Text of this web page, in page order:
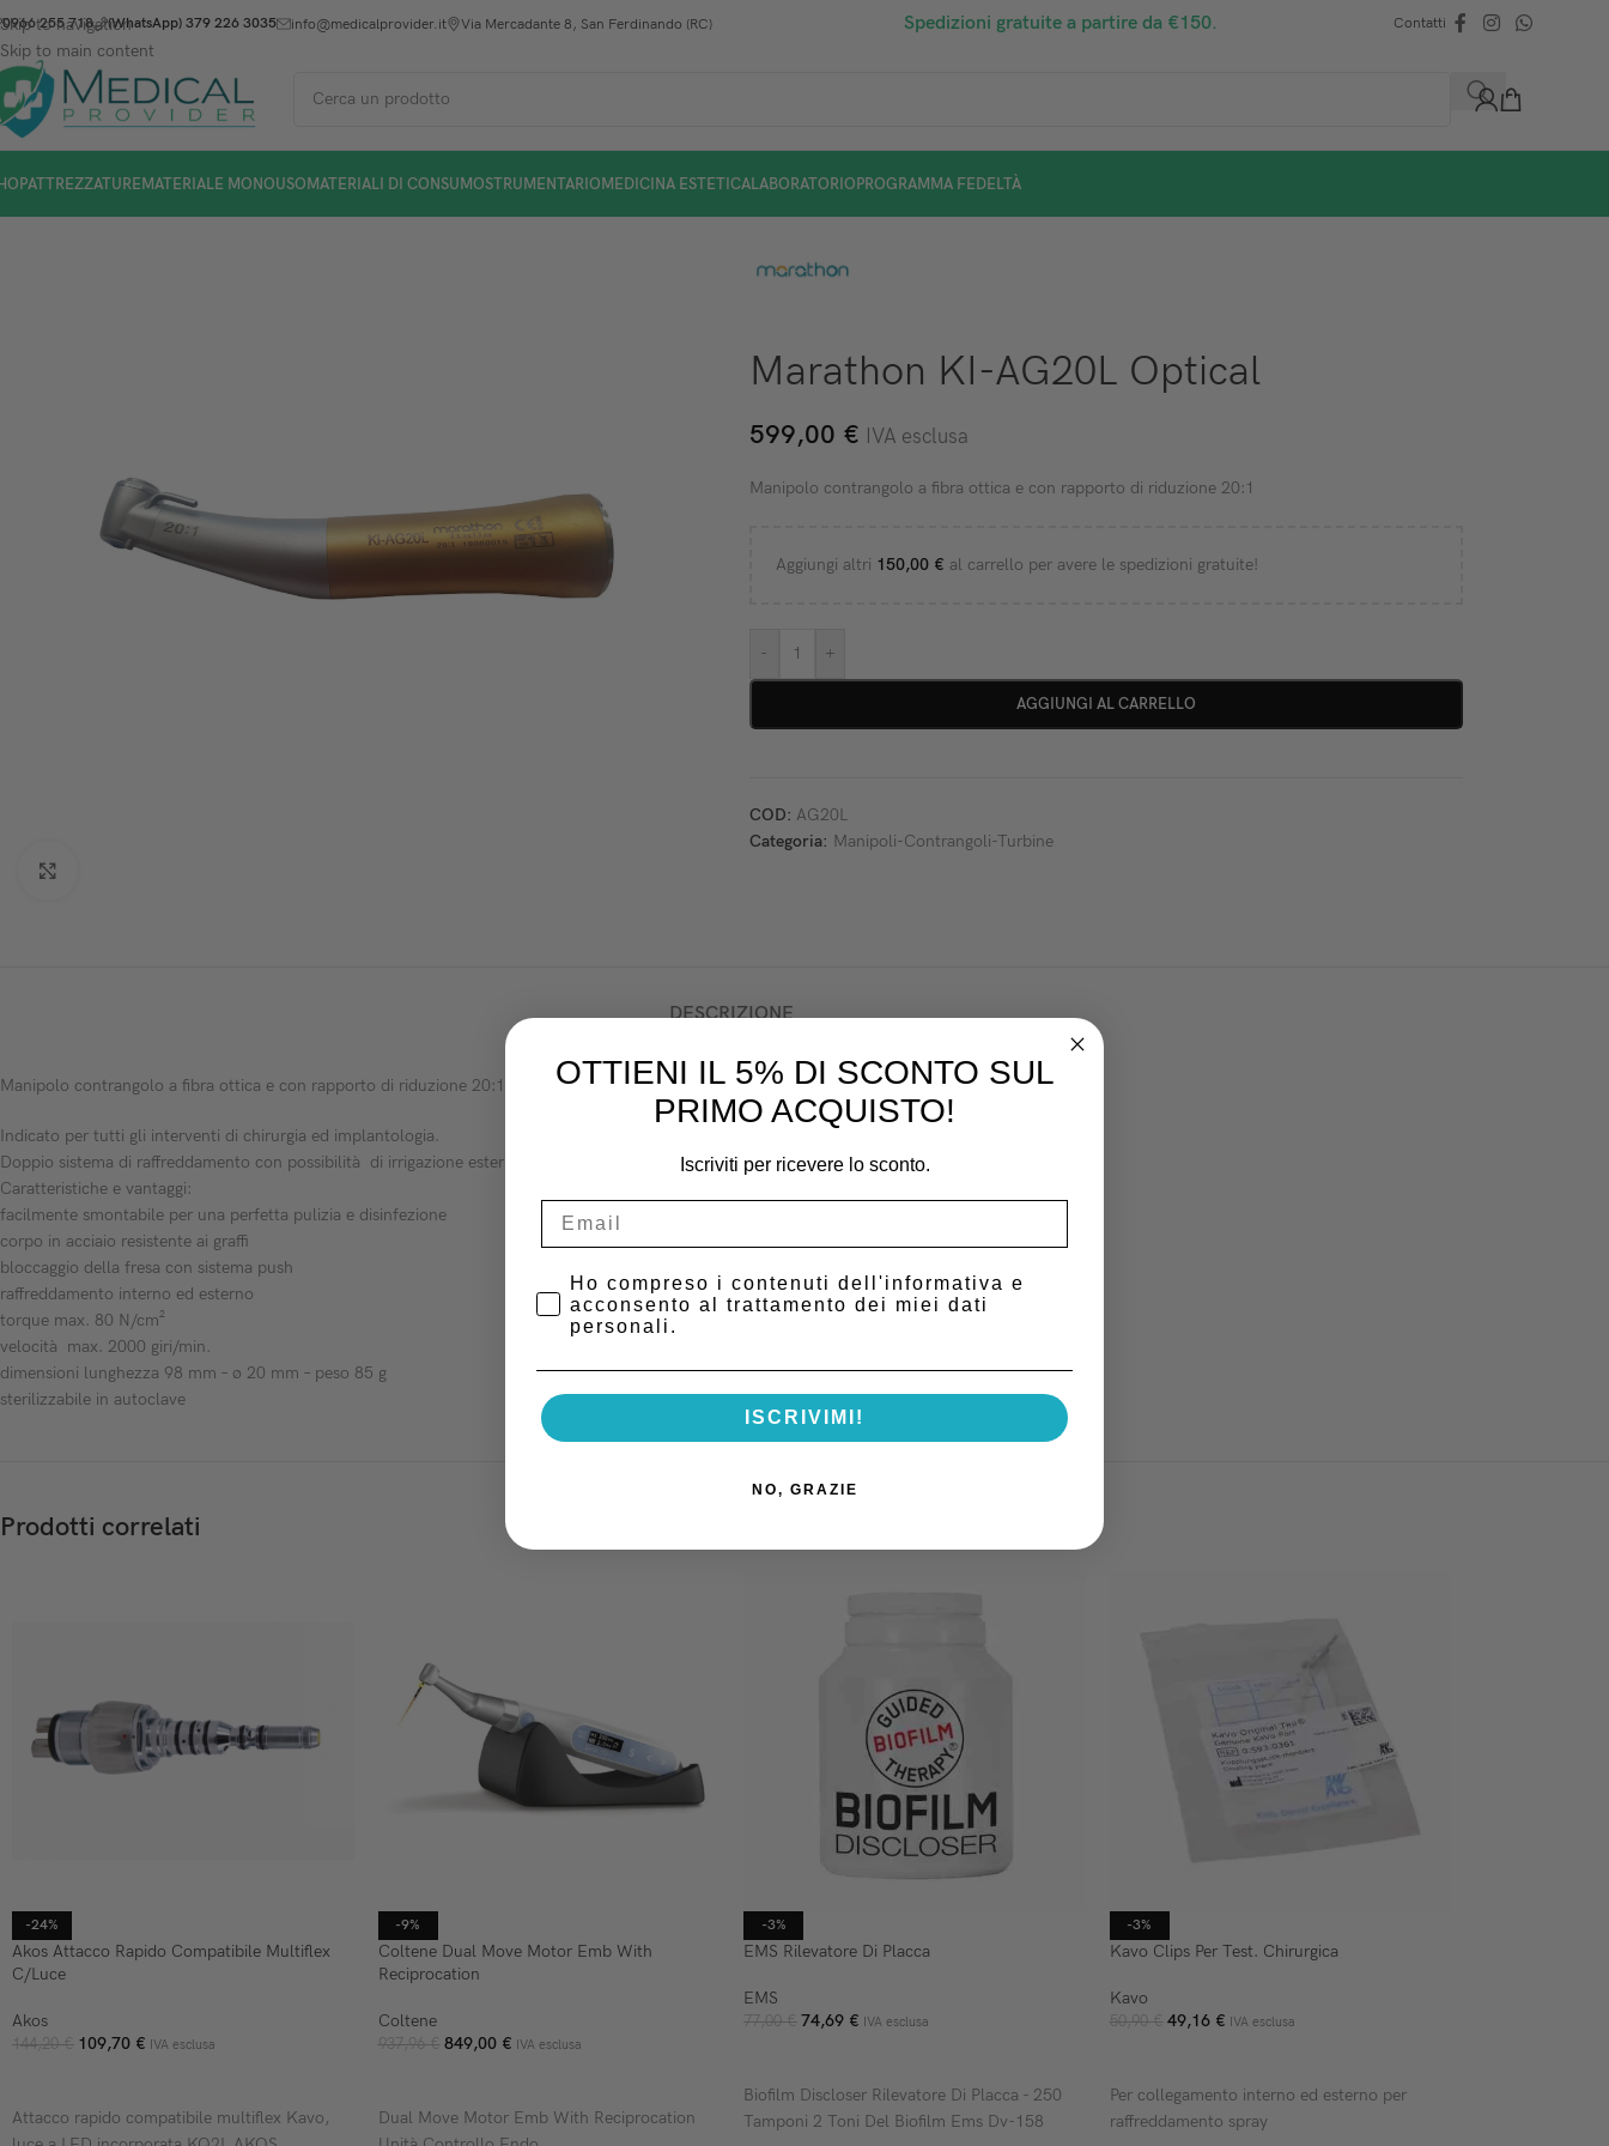
Skip to navigation
Skip to main content
0966 255 718 (WhatsApp) 379 226 3035 info@medicalprovider.it Via Mercadante 8, San Ferdinando (RC) Spedizioni gratuite a partire da €150. Contatti
ATTREZZATUREMATERIALE MONOUSOMATERIALI DI CONSUMOSTRUMENTARIOMEDICINA ESTETICALABORATORIOPROGRAMMA FEDELTÀ
Marathon KI-AG20L Optical
599,00 € IVA esclusa
Manipolo contrangolo a fibra ottica e con rapporto di riduzione 20:1
Aggiungi altri 150,00 € al carrello per avere le spedizioni gratuite!
- +
AGGIUNGI AL CARRELLO
COD: AG20L
Categoria: Manipoli-Contrangoli-Turbine
DESCRIZIONE
Manipolo contrangolo a fibra ottica e con rapporto di riduzione 20:1
Indicato per tutti gli interventi di chirurgia ed implantologia.
Doppio sistema di raffreddamento con possibilità di irrigazione esterna o interna, attraverso clip in dotazione, per utilizzo con frese cave.
Caratteristiche e vantaggi:
facilmente smontabile per una perfetta pulizia e disinfezione
corpo in acciaio resistente ai graffi
bloccaggio della fresa con sistema push
raffreddamento interno ed esterno
torque max. 80 N/cm²
velocità max. 2000 giri/min.
dimensioni lunghezza 98 mm – ø 20 mm – peso 85 g
sterilizzabile in autoclave
Prodotti correlati
-24%
Akos Attacco Rapido Compatibile Multiflex
C/Luce
Akos
144,20€ 109,70 € IVA esclusa
Attacco rapido compatibile multiflex Kavo,
-9%
Coltene Dual Move Motor Emb With
Reciprocation
Coltene
937,96€ 849,00 € IVA esclusa
Dual Move Motor Emb With Reciprocation
-3%
EMS Rilevatore Di Placca
EMS
77,00€ 74,69 € IVA esclusa
Biofilm Discloser Rilevatore Di Placca - 250
Tamponi 2 Toni Del Biofilm Ems Dv-158
-3%
Kavo Clips Per Test. Chirurgica
Kavo
50,90€ 49,16 € IVA esclusa
Per collegamento interno ed esterno per
raffreddamento spray
OTTIENI IL 5% DI SCONTO SUL
PRIMO ACQUISTO!
Iscriviti per ricevere lo sconto.
Privacy Policy
Ho compreso i contenuti dell'informativa e
acconsento al trattamento dei miei dati
personali.
ISCRIVIMI!
NO, GRAZIE